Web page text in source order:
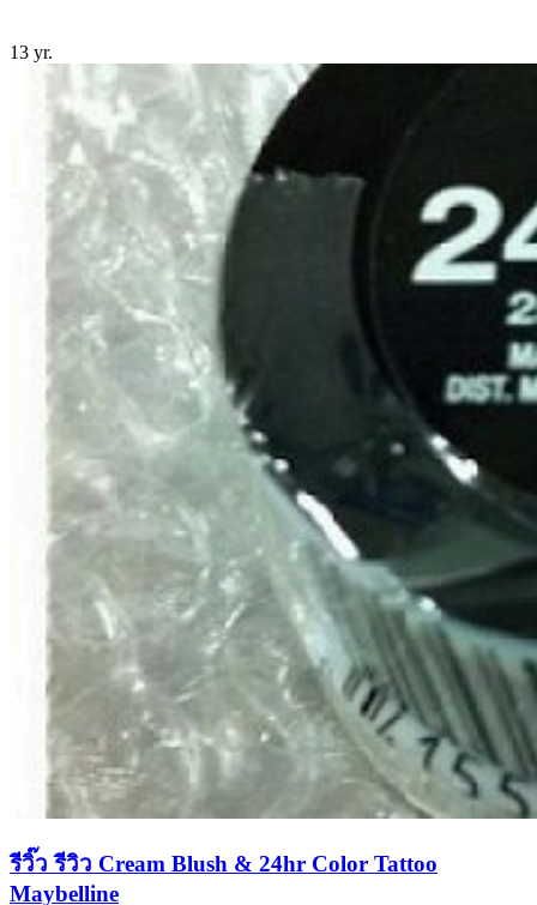
13 yr.
รีวิ๊ว รีวิว Cream Blush & 24hr Color Tattoo
Maybelline